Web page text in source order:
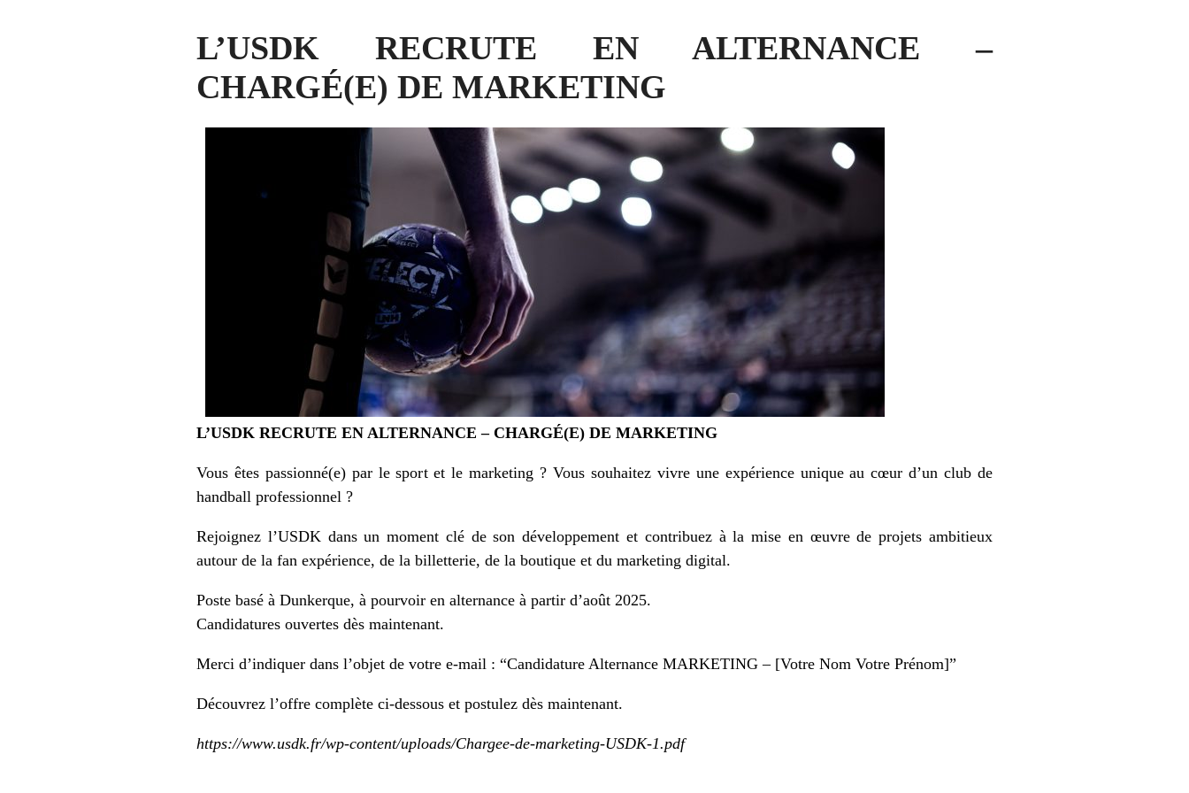
L’USDK RECRUTE EN ALTERNANCE –
CHARGÉ(E) DE MARKETING
L’USDK RECRUTE EN ALTERNANCE – CHARGÉ(E) DE MARKETING
Vous êtes passionné(e) par le sport et le marketing ? Vous souhaitez vivre une expérience unique au cœur d’un club de
handball professionnel ?
Rejoignez l’USDK dans un moment clé de son développement et contribuez à la mise en œuvre de projets ambitieux
autour de la fan expérience, de la billetterie, de la boutique et du marketing digital.
Poste basé à Dunkerque, à pourvoir en alternance à partir d’août 2025.
Candidatures ouvertes dès maintenant.
Merci d’indiquer dans l’objet de votre e-mail : “Candidature Alternance MARKETING – [Votre Nom Votre Prénom]”
Découvrez l’offre complète ci-dessous et postulez dès maintenant.
https://www.usdk.fr/wp-content/uploads/Chargee-de-marketing-USDK-1.pdf